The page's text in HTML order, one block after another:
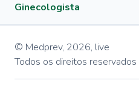
Ginecologista
© Medprev, 2026, live
Todos os direitos reservados